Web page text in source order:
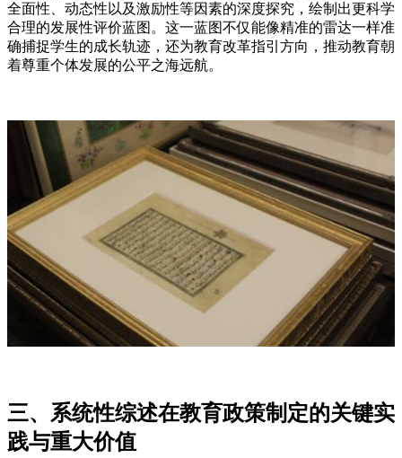
全面性、动态性以及激励性等因素的深度探究，绘制出更科学
合理的发展性评价蓝图。这一蓝图不仅能像精准的雷达一样准
确捕捉学生的成长轨迹，还为教育改革指引方向，推动教育朝
着尊重个体发展的公平之海远航。
三、系统性综述在教育政策制定的关键实
践与重大价值